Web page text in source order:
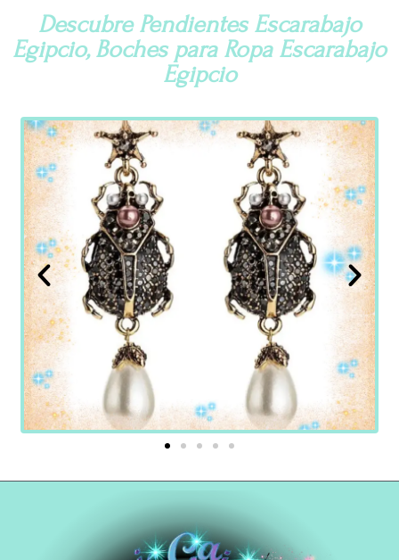
Descubre Pendientes Escarabajo
Egipcio, Boches para Ropa Escarabajo
Egipcio